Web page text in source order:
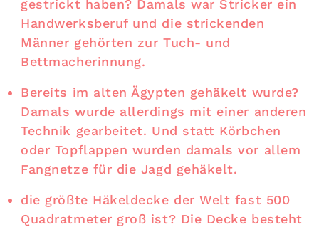
gestrickt haben? Damals war Stricker ein
Handwerksberuf und die strickenden
Männer gehörten zur Tuch- und
Bettmacherinnung.
Bereits im alten Ägypten gehäkelt wurde?
Damals wurde allerdings mit einer anderen
Technik gearbeitet. Und statt Körbchen
oder Topflappen wurden damals vor allem
Fangnetze für die Jagd gehäkelt.
die größte Häkeldecke der Welt fast 500
Quadratmeter groß ist? Die Decke besteht